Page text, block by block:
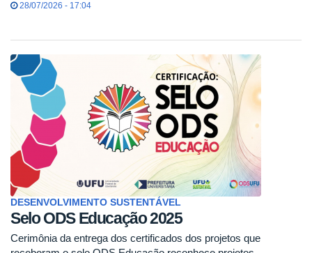
28/07/2026 - 17:04
DESENVOLVIMENTO SUSTENTÁVEL
Selo ODS Educação 2025
Cerimônia da entrega dos certificados dos projetos que